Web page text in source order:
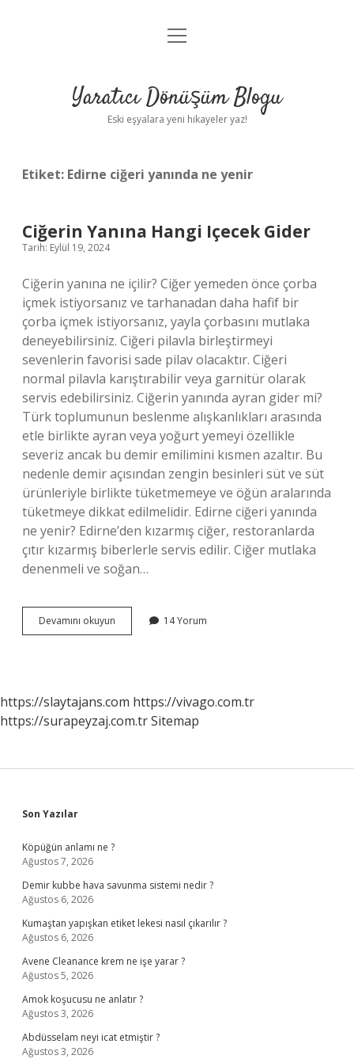
Anasayfa
Yasal Uyarı
menüyü
Yaratıcı Dönüşüm Blogu
Eski eşyalara yeni hikayeler yaz!
Etiket: Edirne ciğeri yanında ne yenir
Ciğerin Yanına Hangi Içecek Gider
Tarih: Eylül 19, 2024
Ciğerin yanına ne içilir? Ciğer yemeden önce çorba
içmek istiyorsanız ve tarhanadan daha hafif bir
çorba içmek istiyorsanız, yayla çorbasını mutlaka
deneyebilirsiniz. Ciğeri pilavla birleştirmeyi
sevenlerin favorisi sade pilav olacaktır. Ciğeri
normal pilavla karıştırabilir veya garnitür olarak
servis edebilirsiniz. Ciğerin yanında ayran gider mi?
Türk toplumunun beslenme alışkanlıkları arasında
etle birlikte ayran veya yoğurt yemeyi özellikle
severiz ancak bu demir emilimini kısmen azaltır. Bu
nedenle demir açısından zengin besinleri süt ve süt
ürünleriyle birlikte tüketmemeye ve öğün aralarında
tüketmeye dikkat edilmelidir. Edirne ciğeri yanında
ne yenir? Edirne’den kızarmış ciğer, restoranlarda
çıtır kızarmış biberlerle servis edilir. Ciğer mutlaka
denenmeli ve soğan…
Devamını okuyun
Yanına
14 Yorum
https://slaytajans.com https://vivago.com.tr
https://surapeyzaj.com.trSitemap
Sidebar
Son Yazılar
Köpüğün anlamı ne ?
Ağustos 7, 2026
Demir kubbe hava savunma sistemi nedir ?
Ağustos 6, 2026
Kumaştan yapışkan etiket lekesi nasıl çıkarılır ?
Ağustos 6, 2026
Avene Cleanance krem ne işe yarar ?
Ağustos 5, 2026
Amok koşucusu ne anlatır ?
Ağustos 3, 2026
Abdüsselam neyi icat etmiştir ?
Ağustos 3, 2026